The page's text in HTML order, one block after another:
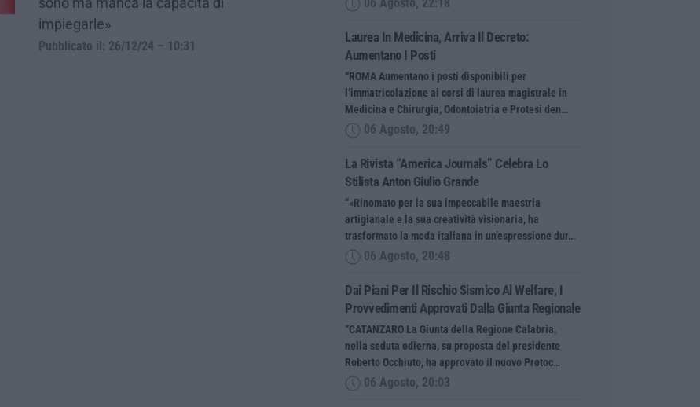
impiegarle»
Pubblicato il: 26/12/24 – 10:31
06 Agosto, 22:18
Laurea In Medicina, Arriva Il Decreto:
Aumentano I Posti
“ROMA Aumentano i posti disponibili per
l’immatricolazione ai corsi di laurea magistrale in
Medicina e Chirurgia, Odontoiatria e Protesi den…
06 Agosto, 20:49
La Rivista “America Journals” Celebra Lo
Stilista Anton Giulio Grande
“«Rinomato per la sua impeccabile maestria
artigianale e la sua creatività visionaria, ha
trasformato la moda italiana in un’espressione dur…
06 Agosto, 20:48
Dai Piani Per Il Rischio Sismico Al Welfare, I
Provvedimenti Approvati Dalla Giunta Regionale
“CATANZARO La Giunta della Regione Calabria,
nella seduta odierna, su proposta del presidente
Roberto Occhiuto, ha approvato il nuovo Protoc…
06 Agosto, 20:03